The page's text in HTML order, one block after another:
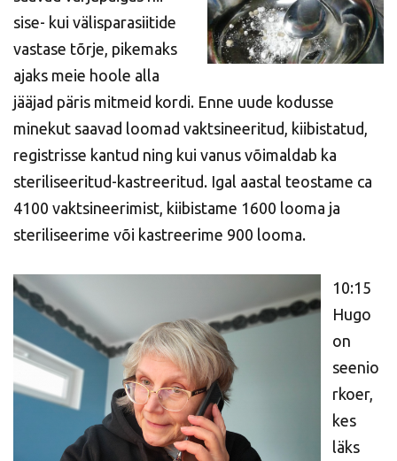
sise- kui välisparasiitide
vastase tõrje, pikemaks
ajaks meie hoole alla
jääjad päris mitmeid kordi. Enne uude kodusse
minekut saavad loomad vaktsineeritud, kiibistatud,
registrisse kantud ning kui vanus võimaldab ka
steriliseeritud-kastreeritud. Igal aastal teostame ca
4100 vaktsineerimist, kiibistame 1600 looma ja
steriliseerime või kastreerime 900 looma.
10:15
Hugo
on
seenio
rkoer,
kes
läks